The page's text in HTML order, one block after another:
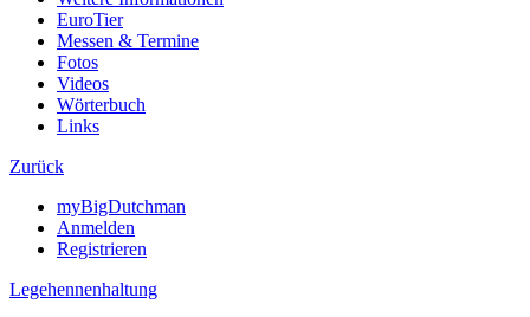
EuroTier
Messen & Termine
Fotos
Videos
Wörterbuch
Links
Zurück
myBigDutchman
Anmelden
Registrieren
Legehennenhaltung